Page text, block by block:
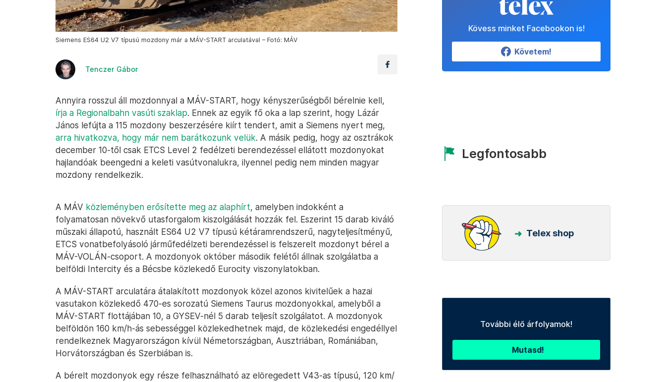
Siemens ES64 U2 V7 típusú mozdony már a MÁV-START arculatával – Fotó: MÁV
Tenczer Gábor
Annyira rosszul áll mozdonnyal a MÁV-START, hogy kényszerűségből bérelnie kell,
írja a Regionalbahn vasúti szaklap. Ennek az egyik fő oka a lap szerint, hogy Lázár
János lefújta a 115 mozdony beszerzésére kiírt tendert, amit a Siemens nyert meg,
arra hivatkozva, hogy már nem barátkozunk velük. A másik pedig, hogy az osztrákok
december 10-től csak ETCS Level 2 fedélzeti berendezéssel ellátott mozdonyokat
hajlandóak beengedni a keleti vasútvonalukra, ilyennel pedig nem minden magyar
mozdony rendelkezik.
A MÁV közleményben erősítette meg az alaphírt, amelyben indokként a
folyamatosan növekvő utasforgalom kiszolgálását hozzák fel. Eszerint 15 darab kiváló
műszaki állapotú, használt ES64 U2 V7 típusú kétáramrendszerű, nagyteljesítményű,
ETCS vonatbefolyásoló járműfedélzeti berendezéssel is felszerelt mozdonyt bérel a
MÁV-VOLÁN-csoport. A mozdonyok október második felétől állnak szolgálatba a
belföldi Intercity és a Bécsbe közlekedő Eurocity viszonylatokban.
A MÁV-START arculatára átalakított mozdonyok közel azonos kivitelűek a hazai
vasutakon közlekedő 470-es sorozatú Siemens Taurus mozdonyokkal, amelyből a
MÁV-START flottájában 10, a GYSEV-nél 5 darab teljesít szolgálatot. A mozdonyok
belföldön 160 km/h-ás sebességgel közlekedhetnek majd, de közlekedési engedéllyel
rendelkeznek Magyarországon kívül Németországban, Ausztriában, Romániában,
Horvátországban és Szerbiában is.
A bérelt mozdonyok egy része felhasználható az elöregedett V43-as típusú, 120 km/
Kövess minket Facebookon is!
Követem!
Legfontosabb
Telex shop
További élő árfolyamok!
Mutasd!